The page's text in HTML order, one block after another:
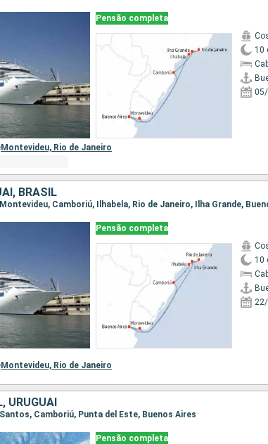
Pensão completa
10
Montevideu, Rio de Janeiro
BRASIL
Camboriú, Ilhabela, Rio de Janeiro, Ilha Grande,
Pensão completa
10
Montevideu, Rio de Janeiro
URUGUAI
Camboriú, Punta del Este, Buenos Aires
Pensão completa